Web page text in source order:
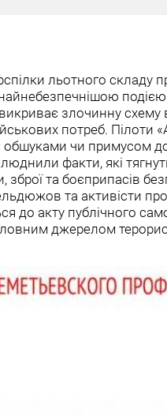
льотного складу
подією
злочинну
потреб. Пілоти
чи примусом
факти, які
та боєприпасів
та активісти
до акту публічного
джерелом